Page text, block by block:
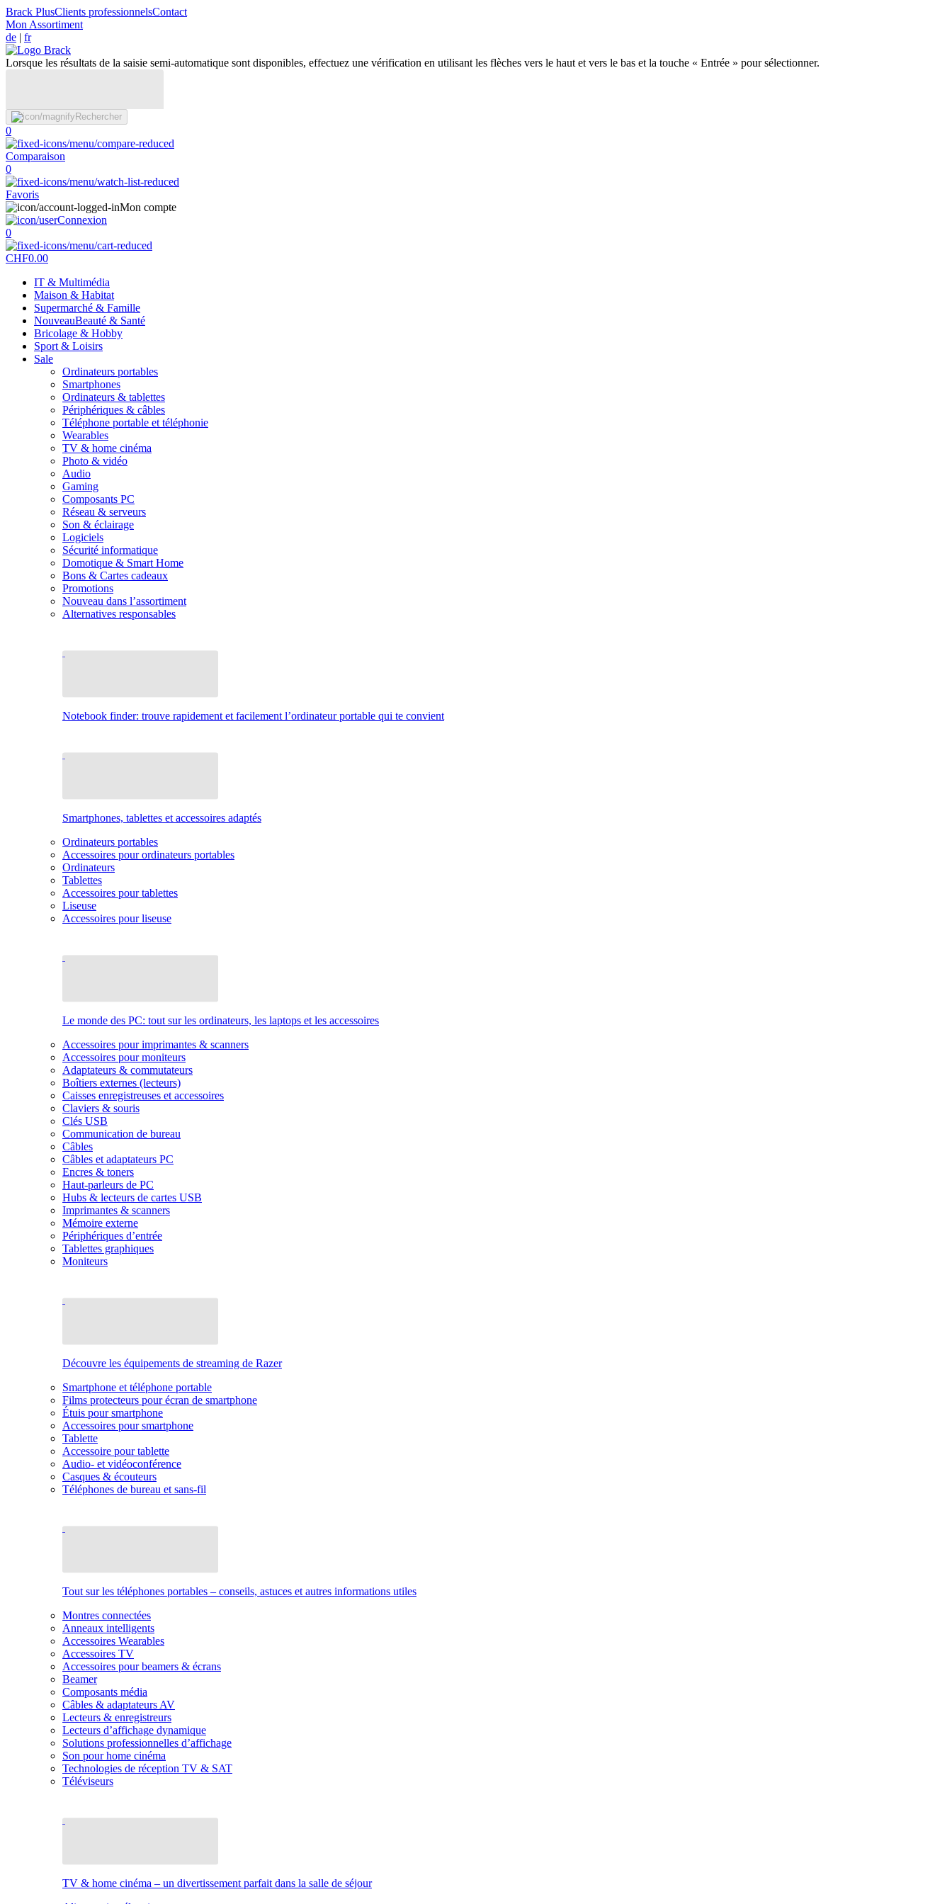
Brack PlusClients professionnelsContact
Mon Assortiment
de | fr
Lorsque les résultats de la saisie semi-automatique sont disponibles, effectuez une vérification en utilisant les flèches vers le haut et vers le bas et la touche « Entrée » pour sélectionner.
Rechercher
0
Comparaison
0
Favoris
Mon compte
Connexion
0
CHF0.00
IT & Multimédia
Maison & Habitat
Supermarché & Famille
NouveauBeauté & Santé
Bricolage & Hobby
Sport & Loisirs
Sale
Ordinateurs portables
Smartphones
Ordinateurs & tablettes
Périphériques & câbles
Téléphone portable et téléphonie
Wearables
TV & home cinéma
Photo & vidéo
Audio
Gaming
Composants PC
Réseau & serveurs
Son & éclairage
Logiciels
Sécurité informatique
Domotique & Smart Home
Bons & Cartes cadeaux
Promotions
Nouveau dans l’assortiment
Alternatives responsables
Notebook finder: trouve rapidement et facilement l’ordinateur portable qui te convient
Smartphones, tablettes et accessoires adaptés
Ordinateurs portables
Accessoires pour ordinateurs portables
Ordinateurs
Tablettes
Accessoires pour tablettes
Liseuse
Accessoires pour liseuse
Le monde des PC: tout sur les ordinateurs, les laptops et les accessoires
Accessoires pour imprimantes & scanners
Accessoires pour moniteurs
Adaptateurs & commutateurs
Boîtiers externes (lecteurs)
Caisses enregistreuses et accessoires
Claviers & souris
Clés USB
Communication de bureau
Câbles
Câbles et adaptateurs PC
Encres & toners
Haut-parleurs de PC
Hubs & lecteurs de cartes USB
Imprimantes & scanners
Mémoire externe
Périphériques d’entrée
Tablettes graphiques
Moniteurs
Découvre les équipements de streaming de Razer
Smartphone et téléphone portable
Films protecteurs pour écran de smartphone
Étuis pour smartphone
Accessoires pour smartphone
Tablette
Accessoire pour tablette
Audio- et vidéoconférence
Casques & écouteurs
Téléphones de bureau et sans-fil
Tout sur les téléphones portables – conseils, astuces et autres informations utiles
Montres connectées
Anneaux intelligents
Accessoires Wearables
Accessoires TV
Accessoires pour beamers & écrans
Beamer
Composants média
Câbles & adaptateurs AV
Lecteurs & enregistreurs
Lecteurs d’affichage dynamique
Solutions professionnelles d’affichage
Son pour home cinéma
Technologies de réception TV & SAT
Téléviseurs
TV & home cinéma – un divertissement parfait dans la salle de séjour